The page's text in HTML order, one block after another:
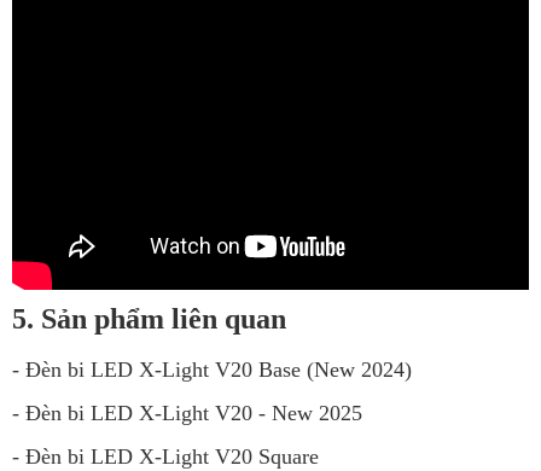
5. Sản phẩm liên quan
- Đèn bi LED X-Light V20 Base (New 2024)
- Đèn bi LED X-Light V20 - New 2025
- Đèn bi LED X-Light V20 Square